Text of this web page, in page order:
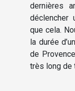
dernières
déclencher
que cela.
la durée
de
très long de